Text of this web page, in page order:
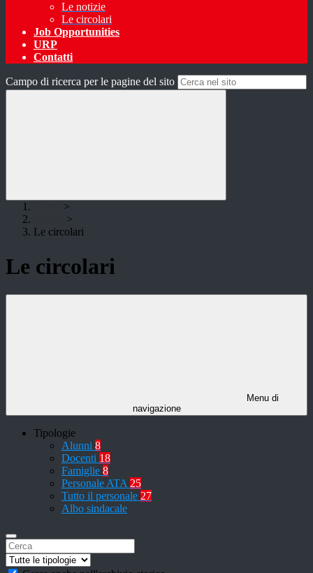
Le notizie
Le circolari
Job Opportunities
URP
Contatti
Campo di ricerca per le pagine del sito
>
>
Le circolari
Le circolari
Menu di
navigazione
Tipologie
Alunni 8
Docenti 18
Famiglie 8
Personale ATA 25
Tutto il personale 27
Albo sindacale